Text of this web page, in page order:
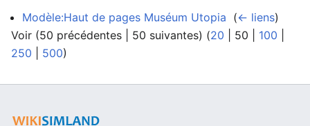
Modèle:Haut de pages Muséum Utopia (← liens)
Voir (50 précédentes 50 suivantes) (20 50 100
250
500)